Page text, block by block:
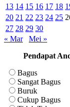
13 14 15 16 17 18
20 21 22 23 24 25
27 28 29 30
« Mar
Mei »
Pendapat
Bagus
Sangat Bagus
Buruk
Cukup Bagus